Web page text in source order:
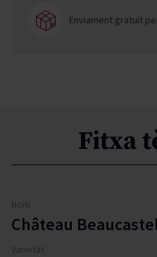
Enviament gratuït
Fitxa
Nom
Château
Varietat